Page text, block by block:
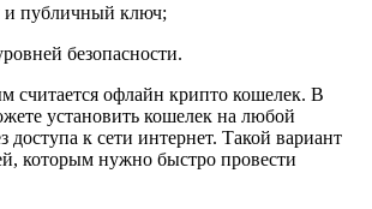
и публичный ключ;
безопасности.
считается офлайн крипто кошелек. В
установить кошелек на любой
доступа к сети интернет. Такой вариант
которым нужно быстро провести